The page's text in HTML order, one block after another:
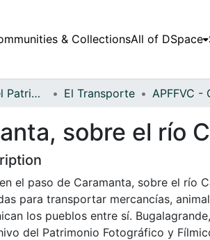
& CollectionsAll of DSpace
Fondo Archivo del Patrimonio Fotográfico y Fílmico del Valle del Cauca El Transporte
sobre el río
el paso de Caramanta, sobre el río
para transportar mercancías,
los pueblos entre sí.
del Patrimonio Fotográfico y